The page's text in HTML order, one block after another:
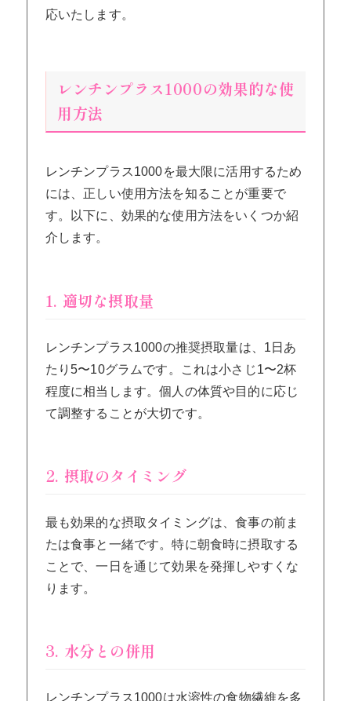
応いたします。
レンチンプラス1000の効果的な使
用方法
レンチンプラス1000を最大限に活用するため
には、正しい使用方法を知ることが重要で
す。以下に、効果的な使用方法をいくつか紹
介します。
1. 適切な摂取量
レンチンプラス1000の推奨摂取量は、1日あ
たり5〜10グラムです。これは小さじ1〜2杯
程度に相当します。個人の体質や目的に応じ
て調整することが大切です。
2. 摂取のタイミング
最も効果的な摂取タイミングは、食事の前ま
たは食事と一緒です。特に朝食時に摂取する
ことで、一日を通じて効果を発揮しやすくな
ります。
3. 水分との併用
レンチンプラス1000は水溶性の食物繊維を多